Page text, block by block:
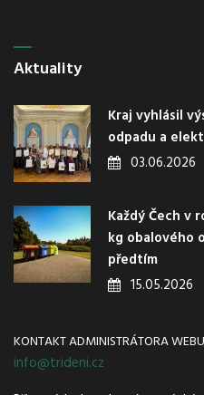
Aktuality
Kraj vyhlásil
odpadu a
03.06.2026
Každý Čech v
kg obalového
předtím
15.05.2026
KONTAKT ADMINISTRÁTORA
info@trideni.cz